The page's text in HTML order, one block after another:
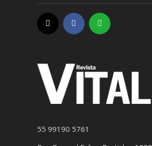
55 99190 5761